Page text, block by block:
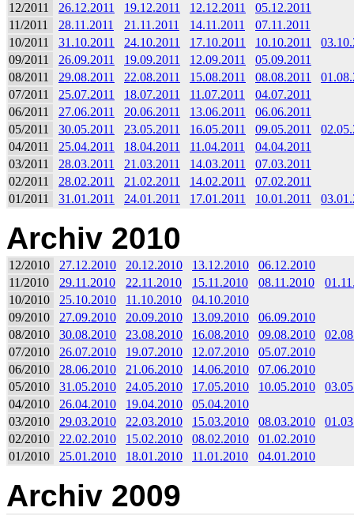
12/2011 26.12.2011 19.12.2011 12.12.2011
05.12.2011
11/2011
28.11.2011 21.11.2011 14.11.2011
07.11.2011
10/2011
31.10.2011 24.10.2011 17.10.2011 10.10.2011
09/2011
26.09.2011 19.09.2011 12.09.2011
05.09.2011
08/2011
29.08.2011 22.08.2011 15.08.2011 08.08.2011
07/2011
25.07.2011 18.07.2011 11.07.2011
04.07.2011
06/2011
27.06.2011 20.06.2011 13.06.2011
06.06.2011
05/2011
30.05.2011 23.05.2011 16.05.2011 09.05.2011
04/2011
25.04.2011 18.04.2011 11.04.2011
04.04.2011
03/2011
28.03.2011 21.03.2011 14.03.2011
07.03.2011
02/2011
28.02.2011 21.02.2011 14.02.2011
07.02.2011
01/2011
31.01.2011 24.01.2011 17.01.2011 10.01.2011
Archiv 2010
12/2010 27.12.2010 20.12.2010 13.12.2010
06.12.2010
11/2010
29.11.2010 22.11.2010 15.11.2010 08.11.2010
10/2010
25.10.2010 11.10.2010
04.10.2010
09/2010
27.09.2010 20.09.2010 13.09.2010
06.09.2010
08/2010
30.08.2010 23.08.2010 16.08.2010 09.08.2010
07/2010
26.07.2010 19.07.2010 12.07.2010
05.07.2010
06/2010
28.06.2010 21.06.2010 14.06.2010
07.06.2010
05/2010
31.05.2010 24.05.2010 17.05.2010 10.05.2010
04/2010
26.04.2010 19.04.2010
05.04.2010
03/2010
29.03.2010 22.03.2010 15.03.2010 08.03.2010
02/2010
22.02.2010 15.02.2010 08.02.2010
01.02.2010
01/2010
25.01.2010 18.01.2010 11.01.2010 04.01.2010
Archiv 2009